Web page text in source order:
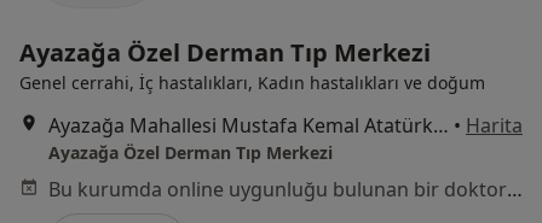
Ayazağa Özel Derman Tıp Merkezi
Genel cerrahi, İç hastalıkları, Kadın hastalıkları ve doğum
Ayazağa Mahallesi Mustafa Kemal Atatürk Caddesi No:1-2, Sarıyer • Harita
Ayazağa Özel Derman Tıp Merkezi
Bu kurumda online uygunluğu bulunan bir doktor veya uzman bulunamadı